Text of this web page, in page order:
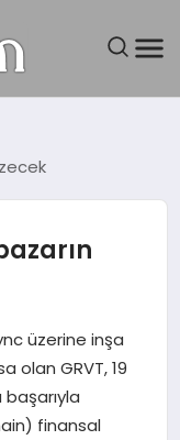
üzerine inşa
olan GRVT, 19
başarıyla
finansal